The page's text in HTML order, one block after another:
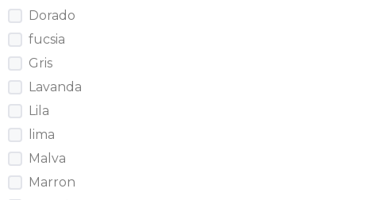
Dorado
fucsia
Gris
Lavanda
Lila
lima
Malva
Marron